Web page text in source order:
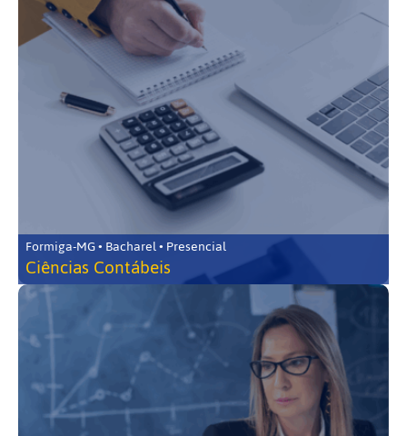
Formiga-MG • Bacharel • Presencial
Ciências Contábeis